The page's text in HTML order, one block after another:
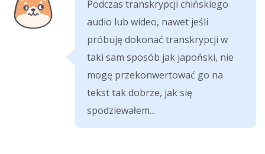
Podczas transkrypcji chińskiego
audio lub wideo, nawet jeśli
próbuję dokonać transkrypcji w
taki sam sposób jak japoński, nie
mogę przekonwertować go na
tekst tak dobrze, jak się
spodziewałem...